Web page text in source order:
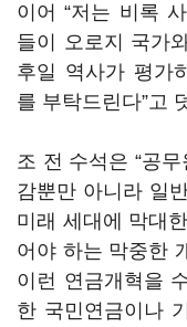
이어 “저는 비록
들이 오로지 국가
후일 역사가 평가
를 부탁드린다”고
조 전 수석은 “공
감뿐만 아니라 일
미래 세대에 막대
어야 하는 막중한
이런 연금개혁을
한 국민연금이나